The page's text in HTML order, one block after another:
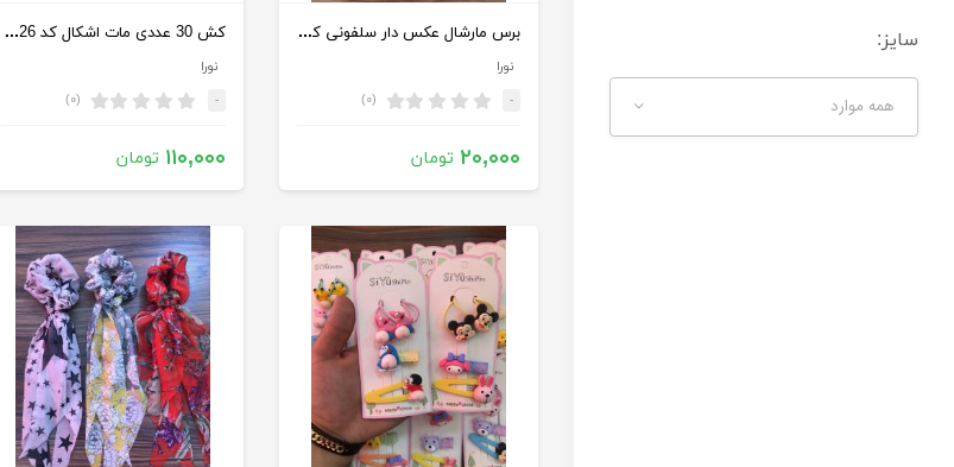
سایز:
همه موارد
برس مارشال عکس دار سلفونی کد 1000113
نورا
- (۰)
۲۰,۰۰۰ تومان
کش 30 عددی مات اشکال کد 100026
نورا
- (۰)
۱۱۰,۰۰۰ تومان